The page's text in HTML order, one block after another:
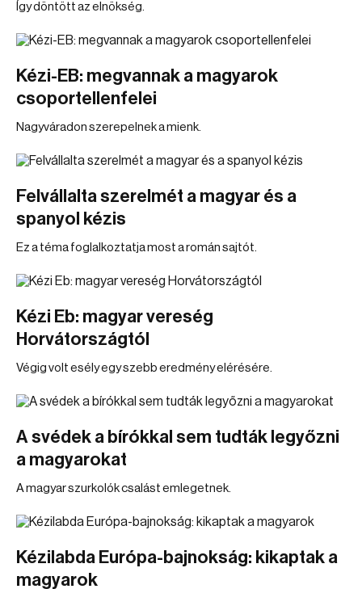
Így döntött az elnökség.
Kézi-EB: megvannak a magyarok
csoportellenfelei
Nagyváradon szerepelnek a mienk.
Felvállalta szerelmét a magyar és a
spanyol kézis
Ez a téma foglalkoztatja most a román sajtót.
Kézi Eb: magyar vereség
Horvátországtól
Végig volt esély egy szebb eredmény elérésére.
A svédek a bírókkal sem tudták legyőzni
a magyarokat
A magyar szurkolók csalást emlegetnek.
Kézilabda Európa-bajnokság: kikaptak a
magyarok